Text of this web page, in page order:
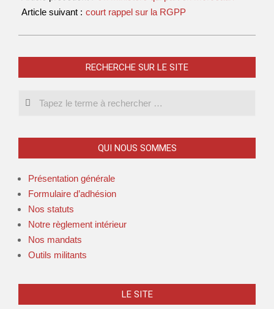
Article suivant : court rappel sur la RGPP
RECHERCHE SUR LE SITE
QUI NOUS SOMMES
Présentation générale
Formulaire d’adhésion
Nos statuts
Notre règlement intérieur
Nos mandats
Outils militants
LE SITE